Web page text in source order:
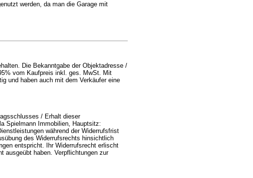
werden, da man die Garage mit
Die Bekanntgabe der Objektadresse /
vom Kaufpreis inkl. ges. MwSt. Mit
und haben auch mit dem Verkäufer eine
/ Erhalt dieser
Spielmann Immobilien, Hauptsitz:
während der Widerrufsfrist
des Widerrufsrechts hinsichtlich
entspricht. Ihr Widerrufsrecht erlischt
ausgeübt haben. Verpflichtungen zur